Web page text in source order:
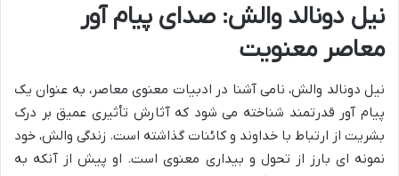
نیل دونالد والش: صدای پیام آور
معاصر معنویت
نیل دونالد والش، نامی آشنا در ادبیات معنوی معاصر، به عنوان یک
پیام آور قدرتمند شناخته می شود که آثارش تأثیری عمیق بر درک
بشریت از ارتباط با خداوند و کائنات گذاشته است. زندگی والش، خود
نمونه ای بارز از تحول و بیداری معنوی است. او پیش از آنکه به